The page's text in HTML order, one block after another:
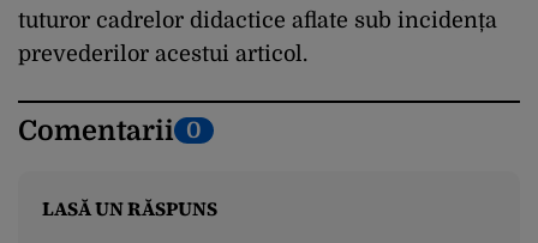
tuturor cadrelor didactice aflate sub incidența
prevederilor acestui articol.
Comentarii 0
LASĂ UN RĂSPUNS